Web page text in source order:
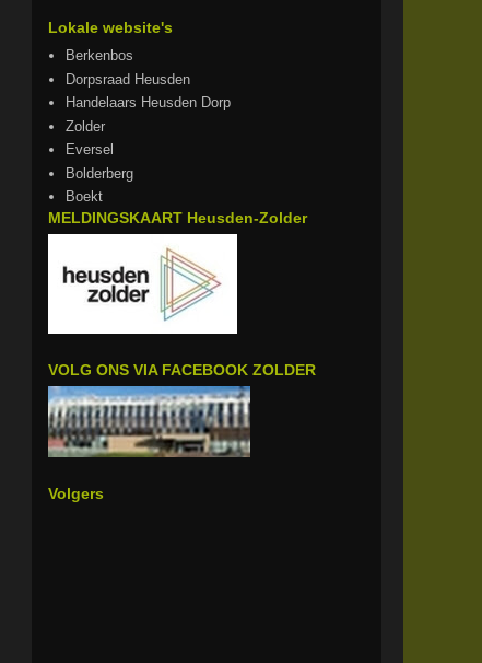
Lokale website's
Berkenbos
Dorpsraad Heusden
Handelaars Heusden Dorp
Zolder
Eversel
Bolderberg
Boekt
MELDINGSKAART Heusden-Zolder
VOLG ONS VIA FACEBOOK ZOLDER
Volgers